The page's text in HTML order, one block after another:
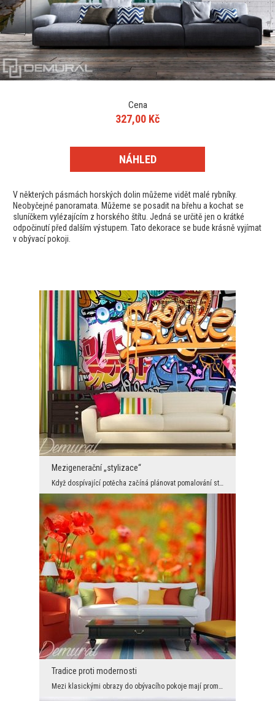
Cena
327,00 Kč
NÁHLED
V některých pásmách horských dolin můžeme vidět malé rybníky.
Neobyčejné panoramata. Můžeme se posadit na břehu a kochat se
sluníčkem vylézajícím z horského štítu. Jedná se určitě jen o krátké
odpočinutí před dalším výstupem. Tato dekorace se bude krásně vyjímat
v obývací pokoji.
Mezigenerační „stylizace“
Když dospívající potěcha začíná plánovat pomalování stěny pokoje graffiti – většina rodičů dostáv...
Tradice proti modernosti
Mezi klasickými obrazy do obývacího pokoje mají prominentní místo polní krajinky. Kvetoucí dekora...